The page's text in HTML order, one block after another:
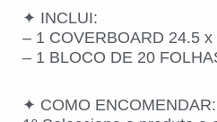
✦ INCLUI:
– 1 COVERBOARD 24.5
– 1 BLOCO DE 20
✦ COMO ENCOMENDAR: